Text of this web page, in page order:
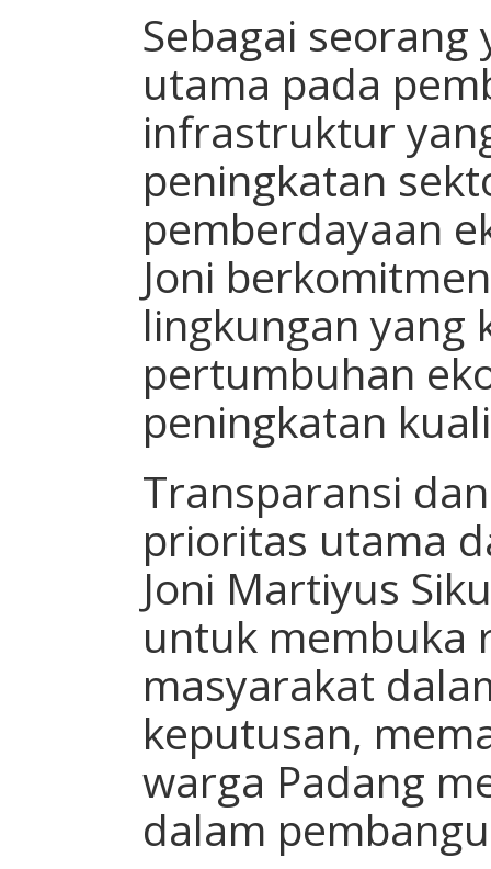
Sebagai
utama pada
infrastruktur
peningkatan
pemberdayaan
Joni
lingkungan yang
pertumbuhan
peningkatan
Transparansi
prioritas utama
Joni Martiyus
untuk membuka
masyarakat
keputusan,
warga Padang
dalam